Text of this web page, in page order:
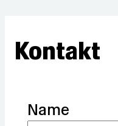
Kontakt
Name